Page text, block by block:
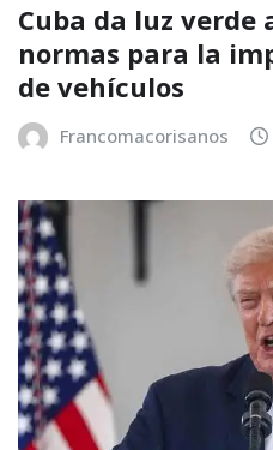
Cuba da luz verde
normas para la
de vehículos
Francomacorisanos